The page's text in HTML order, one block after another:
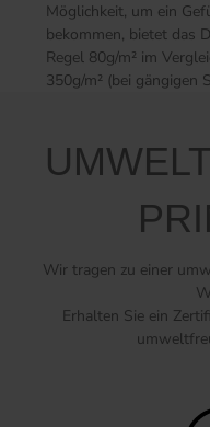
Möglichkeit, um ein
bekommen, bietet das
Regel 80g/m² im
350g/m² (bei gängigen
Wir tragen zu einer
Erhalten Sie ein